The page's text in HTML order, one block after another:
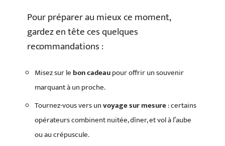
Pour préparer au mieux ce moment,
gardez en tête ces quelques
recommandations :
Misez sur le bon cadeaupour offrir un souvenir
marquant à un proche.
Tournez-vous vers unvoyage sur mesure: certains
opérateurs combinent nuitée, dîner, et vol à l’aube
ou au crépuscule.